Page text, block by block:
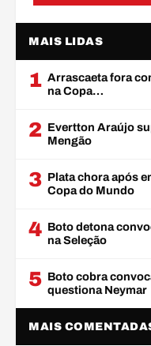
MAIS LIDAS
1 Arrascaeta fora
na Copa…
2 Evertton Araújo
Mengão
3 Plata chora após
Copa do Mundo
4 Boto detona
na Seleção
5 Boto cobra
questiona Neymar
MAIS